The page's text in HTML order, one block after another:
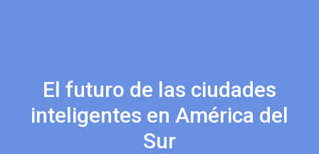
El futuro de las ciudades
inteligentes en América del
Sur